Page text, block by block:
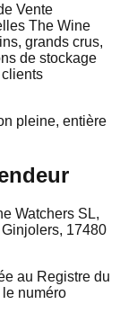
Vente
The Wine
grands crus,
de stockage
pleine, entière
Watchers SL,
17480
au Registre du
numéro